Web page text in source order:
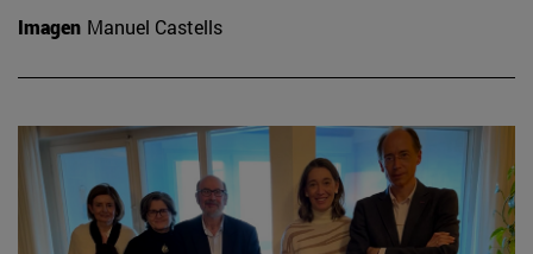
Imagen Manuel Castells